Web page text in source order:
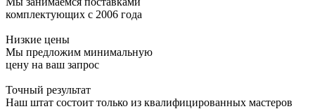
комплектующих с 2006 года
Низкие цены
Мы предложим минимальную
цену на ваш запрос
Точный результат
Наш штат состоит только из квалифицированных мастеров